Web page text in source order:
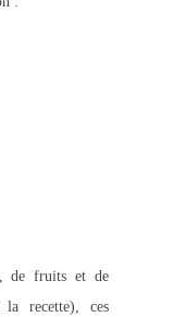
de fruits et de
recette), ces